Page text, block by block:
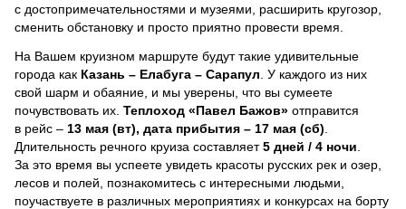
с достопримечательностями и музеями, расширить кругозор,
сменить обстановку и просто приятно провести время.
На Вашем круизном маршруте будут такие удивительные
города как Казань – Елабуга – Сарапул . У каждого из них
свой шарм и обаяние, и мы уверены, что вы сумеете
почувствовать их. Теплоход «Павел Бажов» отправится
в рейс – 13 мая (вт), дата прибытия – 17 мая (сб)
Длительность речного круиза составляет5 дней / 4 ночи
За это время вы успеете увидеть красоты русских рек и озер,
лесов и полей, познакомитесь с интересными людьми,
поучаствуете в различных мероприятиях и конкурсах на борту